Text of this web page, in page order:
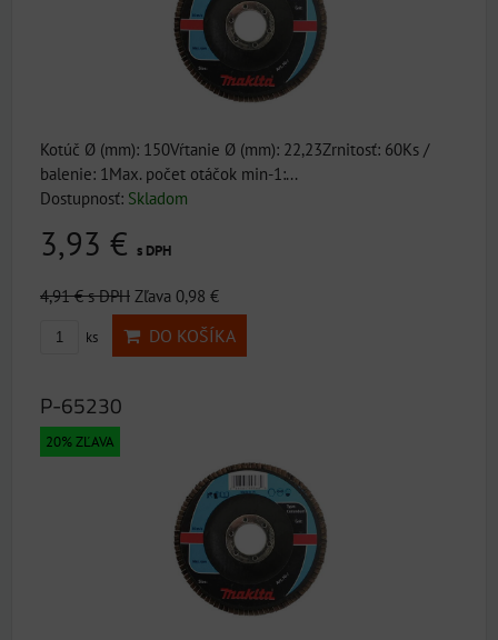
Kotúč Ø (mm): 150Vŕtanie Ø (mm): 22,23Zrnitosť: 60Ks /
balenie: 1Max. počet otáčok min-1:...
Dostupnosť: Skladom
3,93 € s DPH
4,91 €s DPH Zľava 0,98 €
ks DO KOŠÍKA
P-65230
20% ZĽAVA